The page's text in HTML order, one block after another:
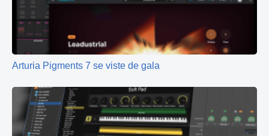
Arturia Pigments 7 se viste de gala